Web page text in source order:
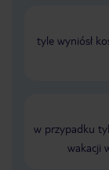
tyle wyniósł
w przypadku
wakacji